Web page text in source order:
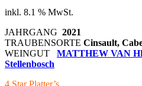
inkl. 8.1 % MwSt.
JAHRGANG 2021
TRAUBENSORTE Cinsault,
WEINGUT MATTHEW VAN
Stellenbosch
4 Star Platter’s